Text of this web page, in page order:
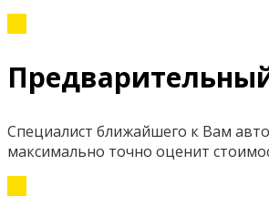
Специалист ближайшего к Вам
максимально точно оценит